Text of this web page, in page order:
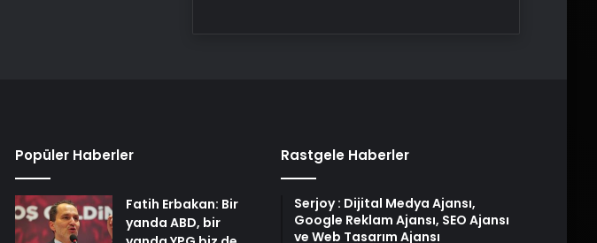
Popüler Haberler
Fatih Erbakan: Bir
yanda ABD, bir
Rastgele Haberler
Serjoy : Dijital Medya Ajansı,
Google Reklam Ajansı, SEO Ajansı
ve Web Tasarım Ajansı